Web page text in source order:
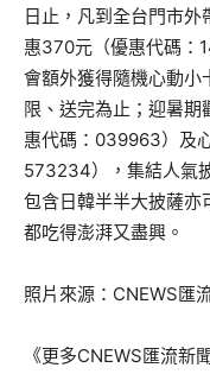
日止，凡到全台門市
惠370元（優惠代碼：
會額外獲得隨機心動小
限、送完為止；迎暑
惠代碼：039963）及
573234），集結人氣
包含日韓半半大披薩亦
都吃得澎湃又盡興。
照片來源：CNEWS匯
《更多CNEWS匯流新